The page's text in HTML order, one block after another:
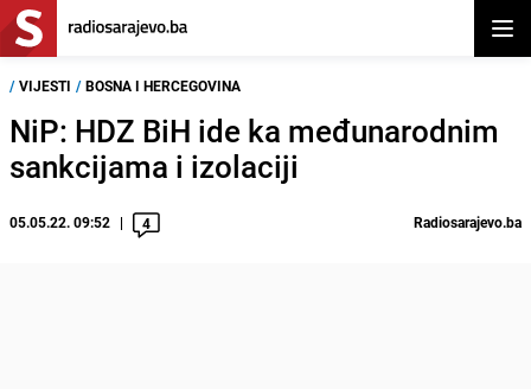
/ VIJESTI / BOSNA I HERCEGOVINA
NiP: HDZ BiH ide ka međunarodnim
sankcijama i izolaciji
05.05.22. 09:52 4 Radiosarajevo.ba